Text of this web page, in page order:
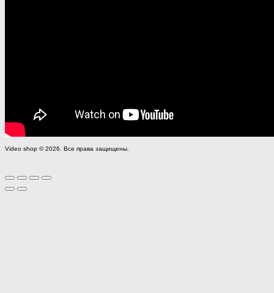
Video shop © 2026. Все права защищены.